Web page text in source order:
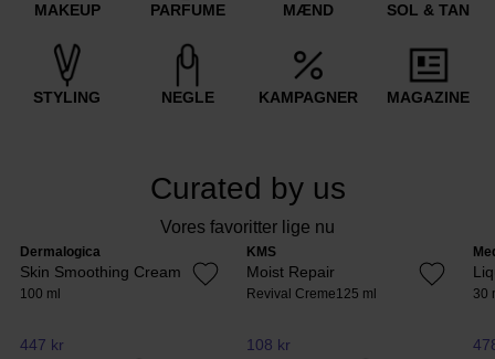
MAKEUP PARFUME MÆND SOL & TAN
STYLING NEGLE KAMPAGNER MAGAZINE
Curated by us
Vores favoritter lige nu
Dermalogica
Skin Smoothing Cream
100 ml
447 kr
KMS
Moist Repair
Revival Creme125 ml
108 kr
30